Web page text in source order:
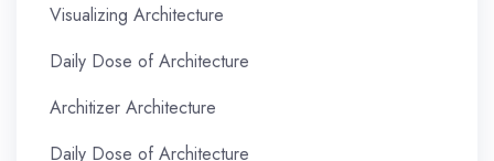
Visualizing Architecture
Daily Dose of Architecture
Architizer Architecture
Daily Dose of Architecture